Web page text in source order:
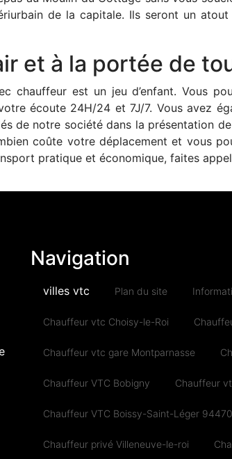
de la capitale. Ils seront un
et à la portée de
chauffeur est un jeu d’enfant. Vous
écoute 24H/24 et 7J/7. Vous avez
de notre société dans la présentation
coûte votre déplacement et vous
pratique et économique, faites
Navigation
villes vtc Plan du site
Chauffeur vtc Choisy-le-Roi
Chauffeur vtc gare Montparnasse
Chauffeur VTC Bobigny Chauffeur
Chauffeur VTC Boissy-Saint-Léger 94470
Chauffeur privé Villeneuve-le-roi